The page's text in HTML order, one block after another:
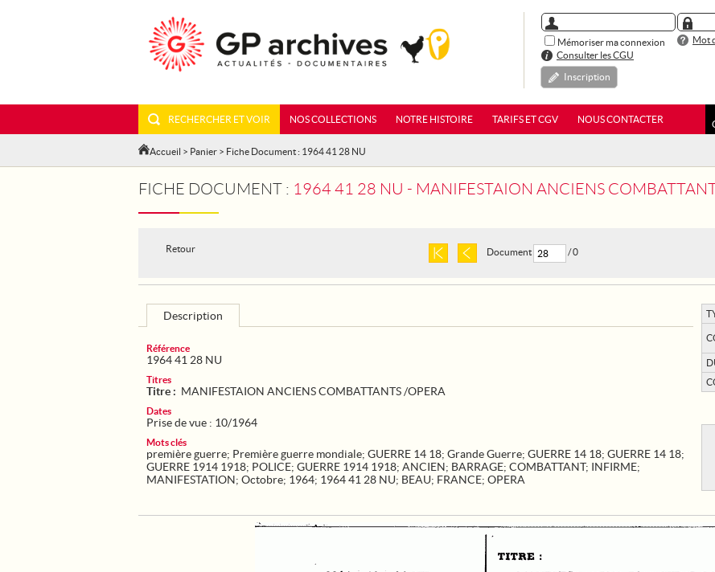
Mémoriser ma connexion
Mot
Consulter les CGU
Inscription
RECHERCHER ET VOIR NOS COLLECTIONS NOTRE HISTOIRE TARIFS ET CGV NOUS CONTACTER
Accueil > Panier > Fiche Document : 1964 41 28 NU
FICHE DOCUMENT : 1964 41 28 NU - MANIFESTAION ANCIENS
Retour Document / 0
Description
Référence
1964 41 28 NU
Titres
Titre : MANIFESTAION ANCIENS COMBATTANTS /OPERA
Dates
Prise de vue : 10/1964
Mots clés
première guerre; Première guerre mondiale; GUERRE 14 18; Grande Guerre; GUERRE 14 18; GUERRE 14 18;
GUERRE 1914 1918; POLICE; GUERRE 1914 1918; ANCIEN; BARRAGE; COMBATTANT; INFIRME;
MANIFESTATION; Octobre; 1964; 1964 41 28 NU; BEAU; FRANCE; OPERA